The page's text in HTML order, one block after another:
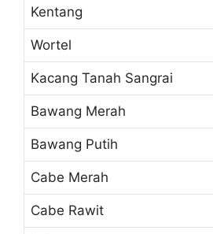
Kentang
Wortel
Kacang Tanah Sangrai
Bawang Merah
Bawang Putih
Cabe Merah
Cabe Rawit